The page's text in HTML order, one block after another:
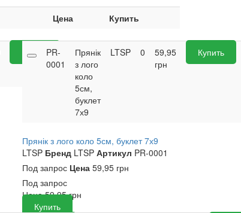
Цена Купить
КупитьPR-
0001
Прянік
з лого
коло
5см,
буклет
7х9
LTSP 0
59,95
грн
Купить
Прянік з лого коло 5см, буклет 7х9
LTSP Бренд LTSPАртикул PR-0001
Под запрос Цена 59,95 грн
Под запрос
Цена 59,95грн
Купить